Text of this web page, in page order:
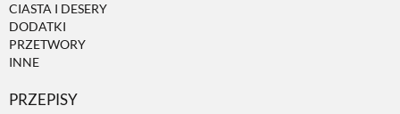
CIASTA I DESERY
DODATKI
PRZETWORY
INNE
PRZEPISY